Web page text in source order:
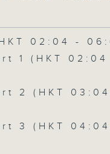
02:04 -
1 (HKT 02:04
2 (HKT
3 (HKT